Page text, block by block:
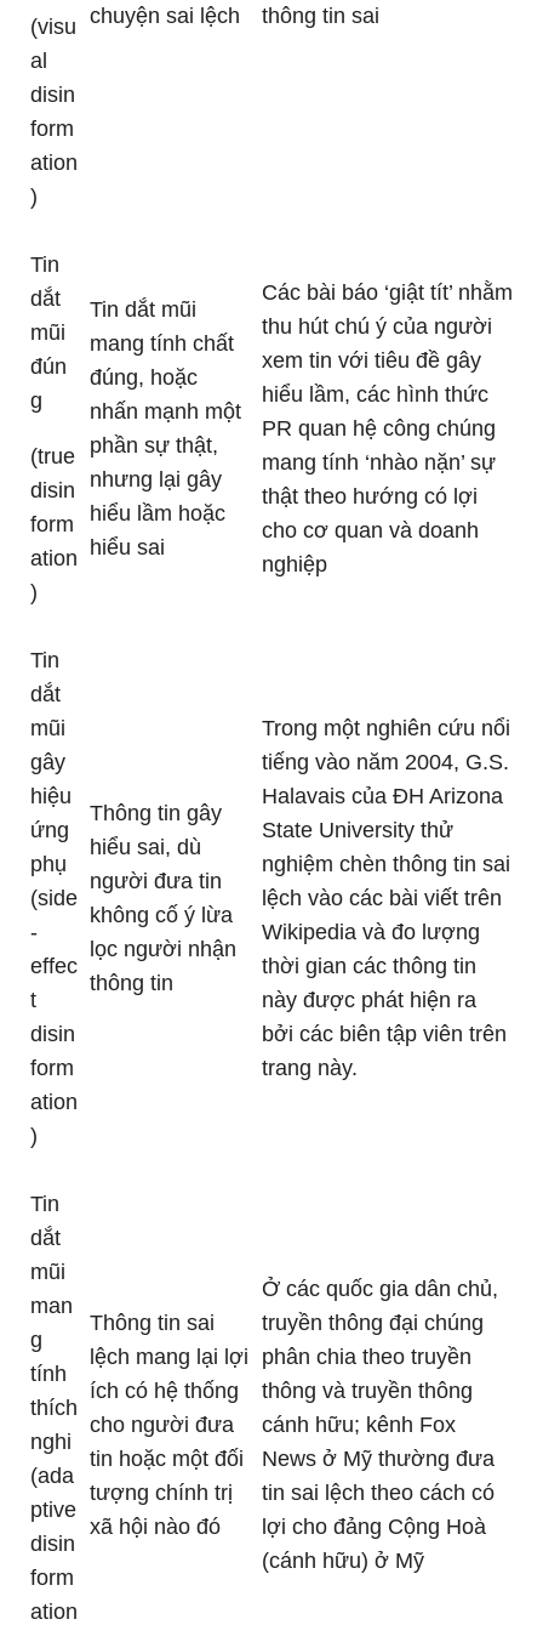
(visu
al
disin
form
ation
)
chuyện sai lệch thông tin sai
Tin
dắt
mũi
đún
g
(true
disin
form
ation
)
Tin dắt mũi
mang tính chất
đúng, hoặc
nhấn mạnh một
phần sự thật,
nhưng lại gây
hiểu lầm hoặc
hiểu sai
Các bài báo ‘giật tít’ nhằm
thu hút chú ý của người
xem tin với tiêu đề gây
hiểu lầm, các hình thức
PR quan hệ công chúng
mang tính ‘nhào nặn’ sự
thật theo hướng có lợi
cho cơ quan và doanh
nghiệp
Tin
dắt
mũi
gây
hiệu
ứng
phụ
(side
-
effec
t
disin
form
ation
)
Thông tin gây
hiểu sai, dù
người đưa tin
không cố ý lừa
lọc người nhận
thông tin
Trong một nghiên cứu nổi
tiếng vào năm 2004, G.S.
Halavais của ĐH Arizona
State University thử
nghiệm chèn thông tin sai
lệch vào các bài viết trên
Wikipedia và đo lượng
thời gian các thông tin
này được phát hiện ra
bởi các biên tập viên trên
trang này.
Tin
dắt
mũi
man
g
tính
thích
nghi
(ada
ptive
disin
form
ation
Thông tin sai
lệch mang lại lợi
ích có hệ thống
cho người đưa
tin hoặc một đối
tượng chính trị
xã hội nào đó
Ở các quốc gia dân chủ,
truyền thông đại chúng
phân chia theo truyền
thông và truyền thông
cánh hữu; kênh Fox
News ở Mỹ thường đưa
tin sai lệch theo cách có
lợi cho đảng Cộng Hoà
(cánh hữu) ở Mỹ